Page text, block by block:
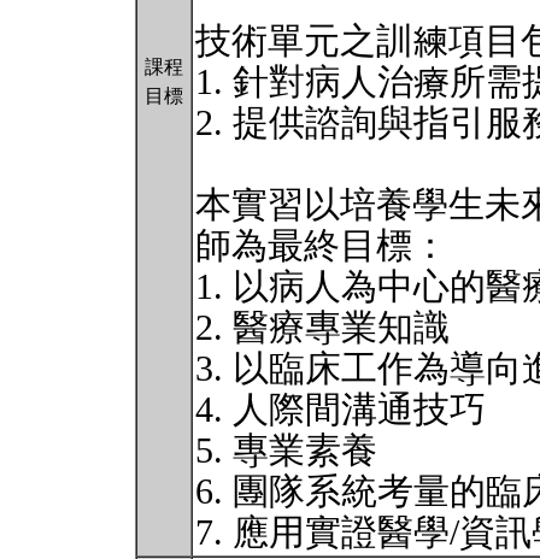
課程
目標
技術單元之訓練項目
1. 針對病人治療所需
2. 提供諮詢與指引服
本實習以培養學生未
師為最終目標：
1. 以病人為中心的醫
2. 醫療專業知識
3. 以臨床工作為導向
4. 人際間溝通技巧
5. 專業素養
6. 團隊系統考量的臨
7. 應用實證醫學/資